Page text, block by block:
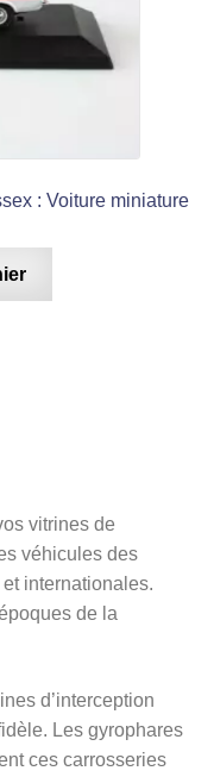
: Voiture miniature
vitrines de
véhicules des
internationales.
de la
d’interception
Les gyrophares
ces carrosseries